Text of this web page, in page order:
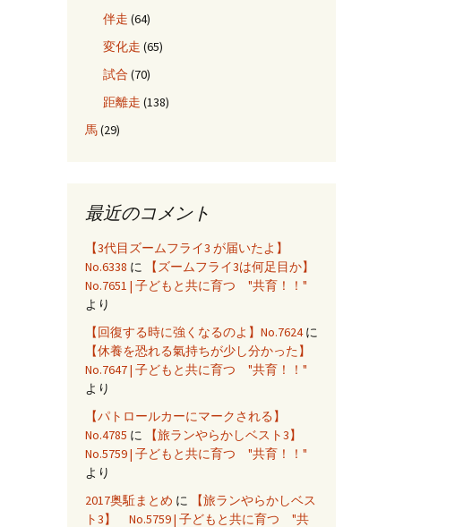
伴走 (64)
変化走 (65)
試合 (70)
距離走 (138)
馬(29)
最近のコメント
【3代目ズームフライ3 が届いたよ】
No.6338 に
【ズームフライ3は何足目か】
No.7651 | 子どもと共に育つ "共育！！"
より
【回復する時に強くなるのよ】No.7624に
【休養を恐れる氣持ちが少し分かった】
No.7647 | 子どもと共に育つ "共育！！"
より
【パトロールカーにマークされる】
No.4785 に
【旅ランやらかしベスト3】
No.5759 | 子どもと共に育つ "共育！！"
より
2017奥駈まとめ に
【旅ランやらかしベス
ト3】 No.5759 | 子どもと共に育つ "共